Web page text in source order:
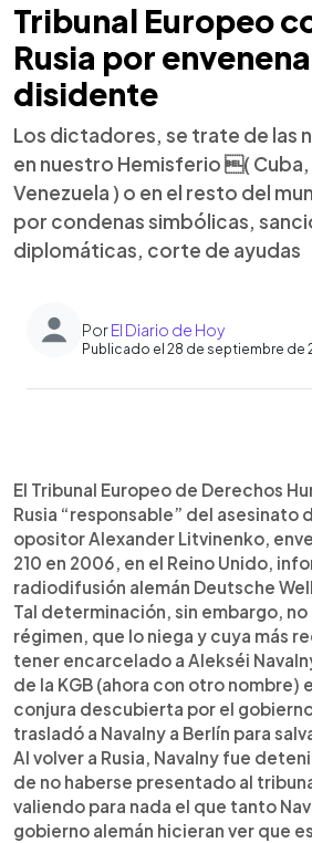
Tribunal Europeo
Rusia por
disidente
Los dictadores, se trate de las
en nuestro Hemisferio ( Cuba,
Venezuela ) o en el resto del
por condenas simbólicas,
diplomáticas, corte de ayudas
PorEl Diario de Hoy
Publicado el 28 de septiembre de
Escuchar artículo
El Tribunal Europeo de Derechos
Rusia “responsable” del asesinato
opositor Alexander Litvinenko,
210 en 2006, en el Reino Unido,
radiodifusión alemán Deutsche
Tal determinación, sin embargo, no
régimen, que lo niega y cuya más
tener encarcelado a Alekséi
de la KGB (ahora con otro nombre)
conjura descubierta por el
trasladó a Navalny a Berlín para
Al volver a Rusia, Navalny fue
de no haberse presentado al
valiendo para nada el que tanto
gobierno alemán hicieran ver que